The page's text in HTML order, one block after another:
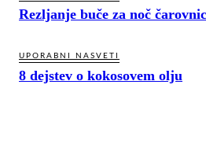
Rezljanje buče za noč čarovnic
UPORABNI NASVETI
8 dejstev o kokosovem olju